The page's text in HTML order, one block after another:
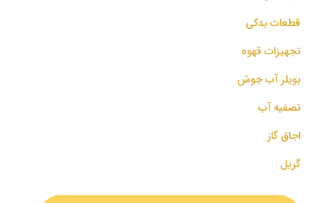
قطعات یدکی
تجهیزات قهوه
بویلر آب جوش
تصفیه آب
اجاق گاز
گریل